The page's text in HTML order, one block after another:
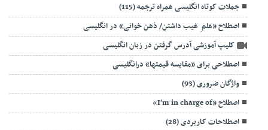
جملات کوتاه انگلیسی همراه ترجمه (115)
اصطلاح «علم ِ غیب داشتن/ ذهن خوانی» در انگلیسی
کلیپ آموزشی آدرس گرفتن در زبان انگلیسی
اصطلاحی برای «مقایسه قیمتها» درانگلیسی
واژگان ضروری (93)
اصطلاح «I’m in charge of»
اصطلاحات کاربردی (28)